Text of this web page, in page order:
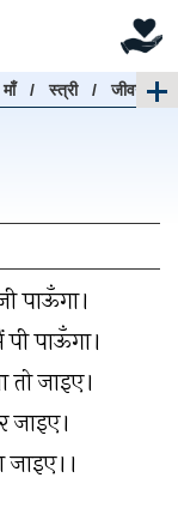
माँ/स्त्री/जीवन
पाऊँगा।
पाऊँगा।
जाइए।
जाइए।
में लिखें और
हटाएँ